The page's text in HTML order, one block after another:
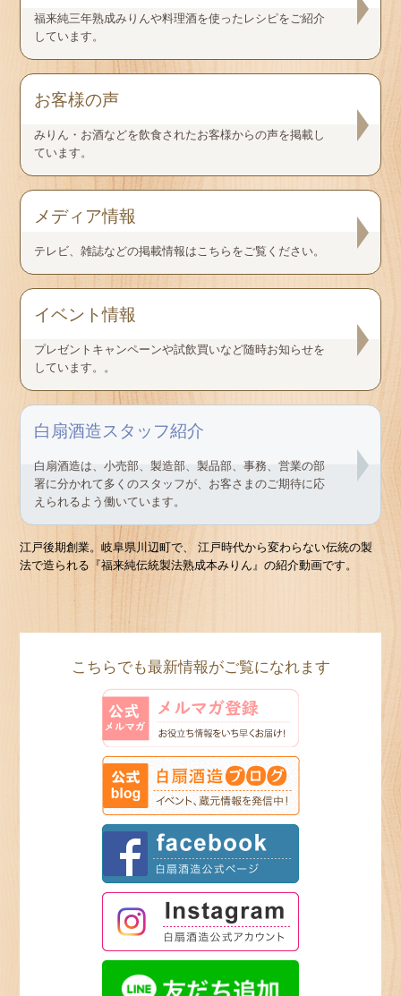
福来純三年熟成みりんや料理酒を使ったレシピをご紹介
しています。
みりん・お酒などを飲食されたお客様からの声を掲載し
ています。
テレビ、雑誌などの掲載情報はこちらをご覧ください。
プレゼントキャンペーンや試飲買いなど随時お知らせを
しています。。
江戸後期創業。岐阜県川辺町で、 江戸時代から変わらない伝統の製
法で造られる『福来純伝統製法熟成本みりん』の紹介動画です。
白扇酒造は、小売部、製造部、製品部、事務、営業の部
署に分かれて多くのスタッフが、お客さまのご期待に応
えられるよう働いています。